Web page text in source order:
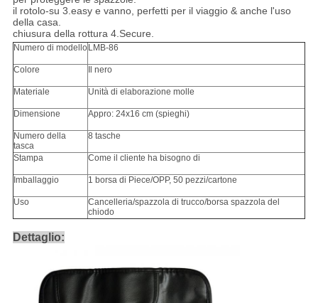
il rotolo-su 3.easy e vanno, perfetti per il viaggio & anche l'uso
della casa.
chiusura della rottura 4.Secure.
Numero di modello LMB-86
Colore Il nero
Materiale Unità di elaborazione molle
Dimensione Appro: 24x16 cm (spieghi)
Numero della
tasca
8 tasche
Stampa Come il cliente ha bisogno di
Imballaggio 1 borsa di Piece/OPP, 50 pezzi/cartone
Uso
Cancelleria/spazzola di trucco/borsa spazzola del
chiodo
Dettaglio: